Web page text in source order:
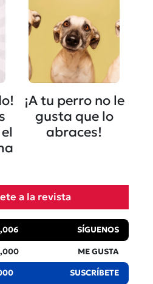
¡A tu perro no le
gusta que lo
abraces!
a la revista
SÍGUENOS
ME GUSTA
SUSCRÍBETE